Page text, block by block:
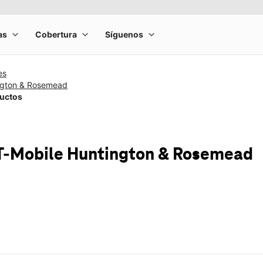
& Rosemead
Mobile Huntington & Rosemead